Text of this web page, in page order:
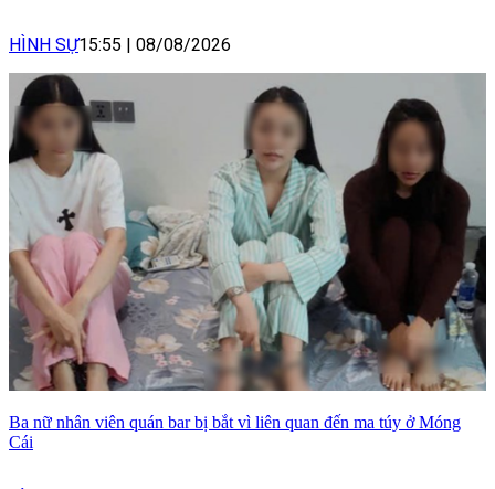
HÌNH SỰ15:55 08/08/2026
Ba nữ nhân viên quán bar bị bắt vì liên quan đến ma túy ở Móng
Cái